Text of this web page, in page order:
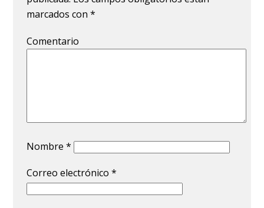
marcados con*
Comentario
Nombre*
Correo electrónico*